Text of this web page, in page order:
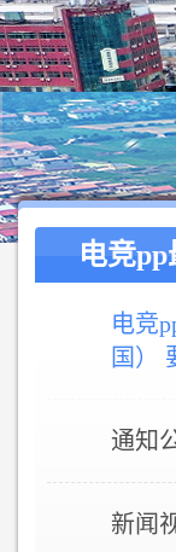
电竞
电竞
国）
通知
新闻